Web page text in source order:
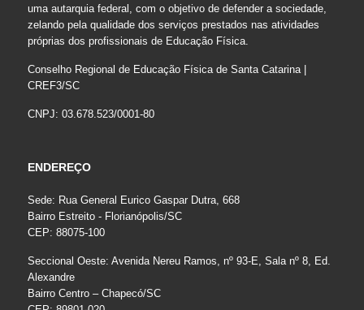
uma autarquia federal, com o objetivo de defender a sociedade,
zelando pela qualidade dos serviços prestados nas atividades
próprias dos profissionais de Educação Física.
Conselho Regional de Educação Física de Santa Catarina |
CREF3/SC
CNPJ: 03.678.523/0001-80
ENDEREÇO
Sede: Rua General Eurico Gaspar Dutra, 668
Bairro Estreito - Florianópolis/SC
CEP: 88075-100
Seccional Oeste: Avenida Nereu Ramos, nº 93-E, Sala nº 8, Ed.
Alexandre
Bairro Centro – Chapecó/SC